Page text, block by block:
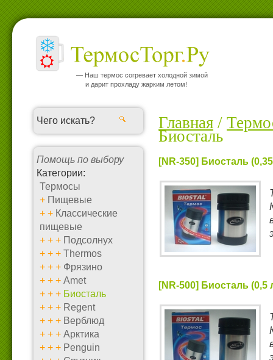
— Наш термос согревает холодной зимой
и дарит прохладу жарким летом!
Помощь по выбору
Категории:
Термосы
+ Пищевые
+ + Классические
пищевые
+ + + Подсолнух
+ + + Thermos
+ + + Фрязино
+ + + Amet
+ + + Биосталь
+ + + Regent
+ + + Верблюд
+ + + Арктика
+ + + Penguin
Главная /
Биосталь
[NR-350] Биосталь
[NR-500] Биосталь